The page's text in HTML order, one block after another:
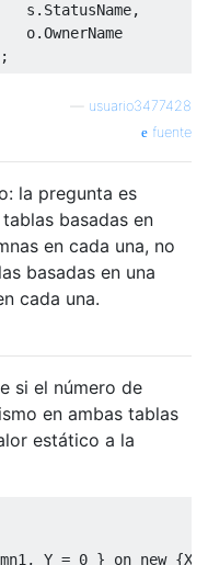
s
. StatusName,
o
.OwnerName
usuario3477428
fuente
la pregunta es
basadas en
en cada una, no
basadas en una
cada una.
si el número de
en ambas tablas
estático a la
, Y = 0 } on new {X